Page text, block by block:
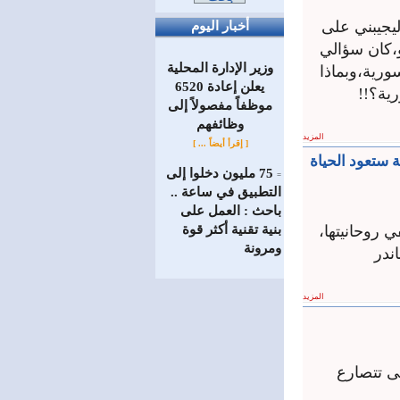
أخبار اليوم
وزير الإدارة المحلية
يعلن إعادة 6520
موظفاً مفصولاً إلى
‏وظائفهم
[ إقرأ أيضاً ... ]
=
75 مليون دخلوا إلى
التطبيق في ساعة ..
باحث : العمل على
بنية تقنية أكثر قوة
ومرونة
على
سؤالي
المزيد
الحياة
روحانيتها،
المزيد
تتصارع